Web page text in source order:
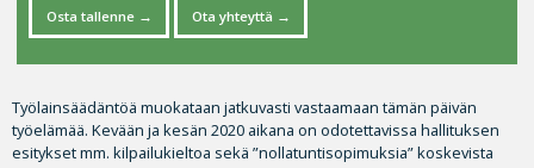
Työlainsäädäntöä muokataan jatkuvasti vastaamaan tämän päivän
työelämää. Kevään ja kesän 2020 aikana on odotettavissa hallituksen
esitykset mm. kilpailukieltoa sekä ”nollatuntisopimuksia” koskevista
Osta tallenne Ota yhteyttä